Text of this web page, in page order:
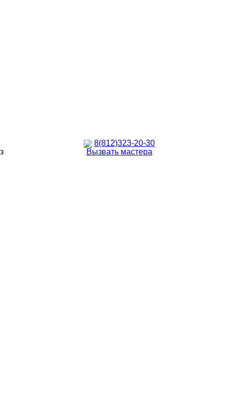
8(812)323-20-30
Вызвать мастера